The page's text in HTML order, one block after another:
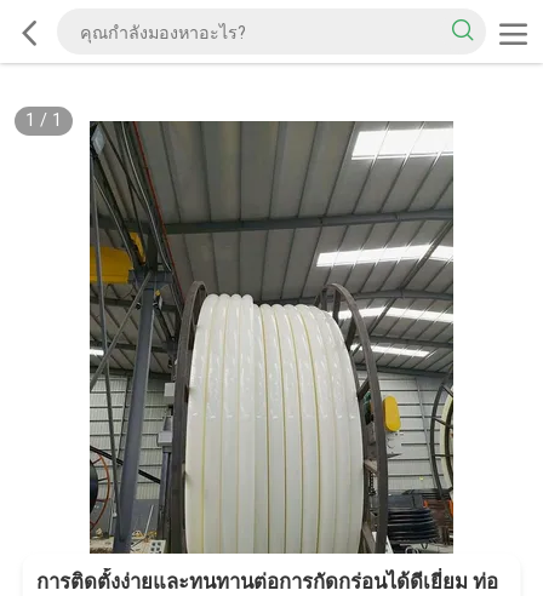
1 / 1
การติดตั้งง่ายและทนทานต่อการกัดกร่อนได้ดีเยี่ยม ท่อ